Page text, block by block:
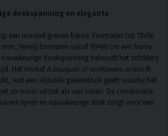
doekspanning en elegante
een massief grenen frame. Formaten tot 70×50
terwijl formaten vanaf 90×60 cm een frame
doekspanning behoudt het schilderij
Het motiefA bouquet of sunflowers aswordt
wat een stijlvolle galerielook geeft waarbij het
zo mooi uitziet als van voren. De combinatie
lijnen en nauwkeurige druk zorgt voor een